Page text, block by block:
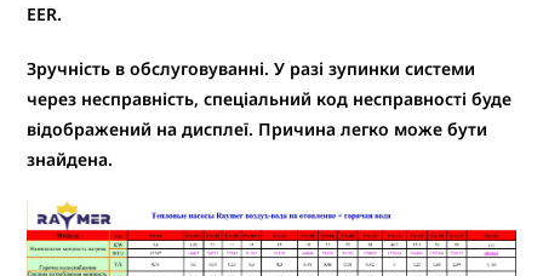
EER.
Зручність в обслуговуванні. У разі зупинки системи
через несправність, спеціальний код несправності буде
відображений на дисплеї. Причина легко може бути
знайдена.